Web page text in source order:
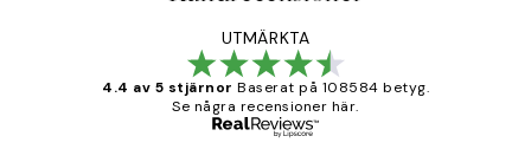
UTMÄRKTA
4.4 av 5 stjärnor Baserat på 108584 betyg.
Se några recensioner här.